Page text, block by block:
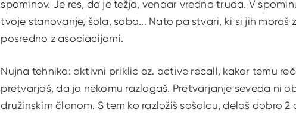
spominov. Je res, da je težja, vendar vredna truda. V
tvoje stanovanje, šola, soba... Nato pa stvari, ki si jih
posredno z asociacijami.
Nujna tehnika: aktivni priklic oz. active recall, kakor temu
pretvarjaš, da jo nekomu razlagaš. Pretvarjanje seveda ni
družinskim članom. S tem ko razložiš sošolcu, delaš dobro 2